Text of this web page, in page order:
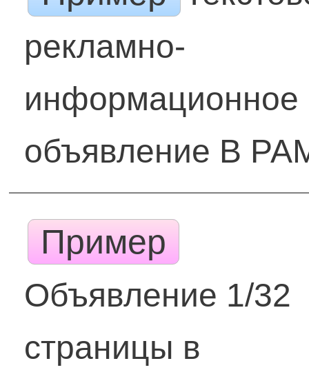
рекламно-
информационное
объявление В
Пример
Объявление 1/32
страницы в